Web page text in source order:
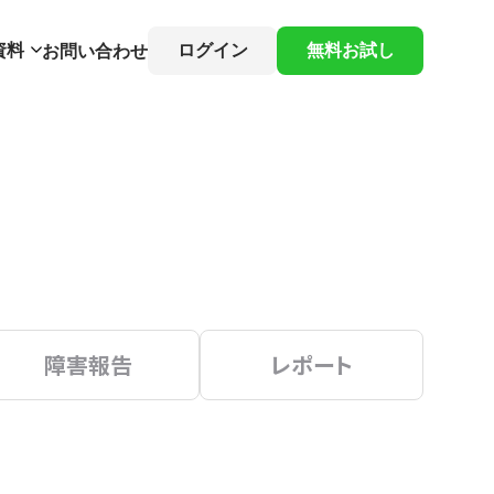
料 お問い合わせ ログイン 無料お試し
障害報告 レポート